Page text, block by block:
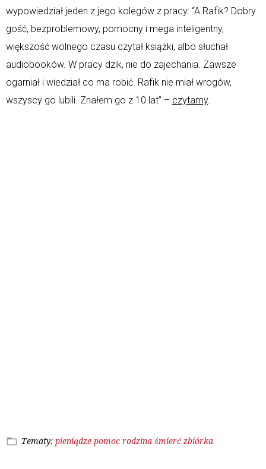
wypowiedział jeden z jego kolegów z pracy: “A Rafik? Dobry
gość, bezproblemowy, pomocny i mega inteligentny,
większość wolnego czasu czytał książki, albo słuchał
audiobooków. W pracy dzik, nie do zajechania. Zawsze
ogarniał i wiedział co ma robić. Rafik nie miał wrogów,
wszyscy go lubili. Znałem go z 10 lat” – czytamy.
Tematy: pieniądze pomoc rodzina śmierć zbiórka